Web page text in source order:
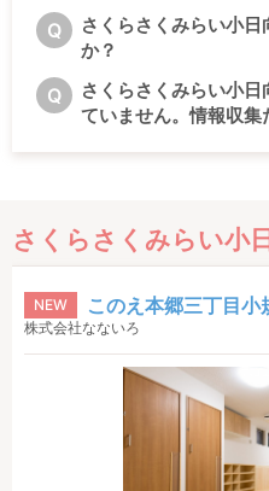
Q
さくらさくみらい小
か？
Q
さくらさくみらい小
ていません。情報収集
さくらさくみらい小
NEW このえ本郷三丁目小
株式会社なないろ